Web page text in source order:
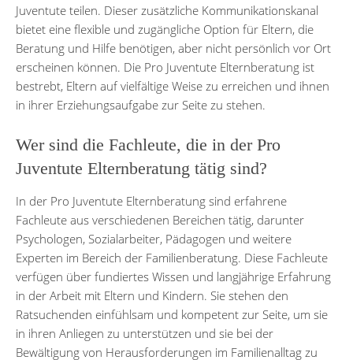
Juventute teilen. Dieser zusätzliche Kommunikationskanal
bietet eine flexible und zugängliche Option für Eltern, die
Beratung und Hilfe benötigen, aber nicht persönlich vor Ort
erscheinen können. Die Pro Juventute Elternberatung ist
bestrebt, Eltern auf vielfältige Weise zu erreichen und ihnen
in ihrer Erziehungsaufgabe zur Seite zu stehen.
Wer sind die Fachleute, die in der Pro
Juventute Elternberatung tätig sind?
In der Pro Juventute Elternberatung sind erfahrene
Fachleute aus verschiedenen Bereichen tätig, darunter
Psychologen, Sozialarbeiter, Pädagogen und weitere
Experten im Bereich der Familienberatung. Diese Fachleute
verfügen über fundiertes Wissen und langjährige Erfahrung
in der Arbeit mit Eltern und Kindern. Sie stehen den
Ratsuchenden einfühlsam und kompetent zur Seite, um sie
in ihren Anliegen zu unterstützen und sie bei der
Bewältigung von Herausforderungen im Familienalltag zu